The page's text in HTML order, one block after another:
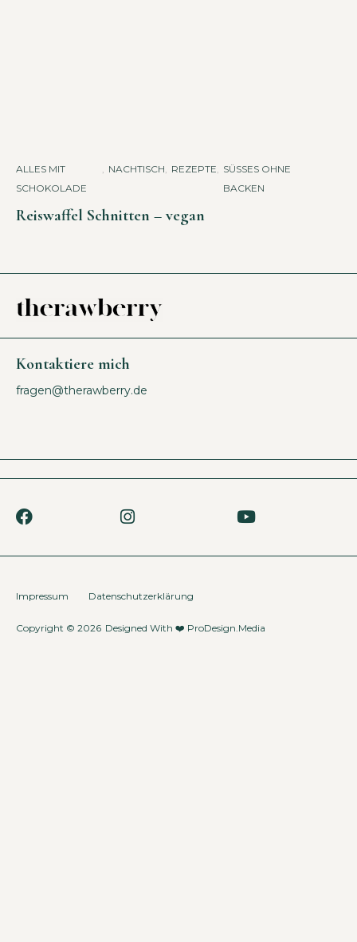
ALLES MIT
SCHOKOLADE
NACHTISCH REZEPTE
SÜSSES OHNE B
ACKEN
Reiswaffel Schnitten – vegan
Kontaktiere mich
fragen@therawberry.de
Copyright © 2026 Designed With ❤️ ProDesign.Media
Impressum Datenschutzerklärung